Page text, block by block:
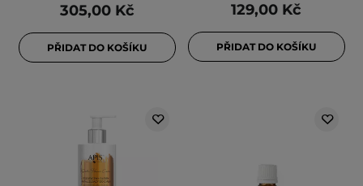
305,00 Kč
PŘIDAT DO KOŠÍKU
129,00 Kč
PŘIDAT DO KOŠÍKU